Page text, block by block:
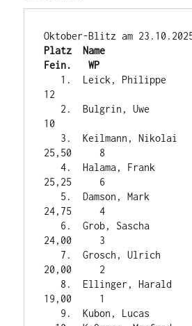
Platz  Name
Fein.   WP
12
10
25,50     8
   4.  Halama, Frank            6,0
25,25     6
24,75     4
24,00     3
20,00     2
19,00     1